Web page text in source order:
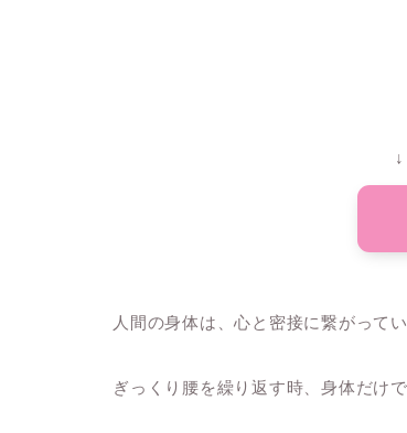
人間の身体は、心と密接に繋がってい
ぎっくり腰を繰り返す時、身体だけ